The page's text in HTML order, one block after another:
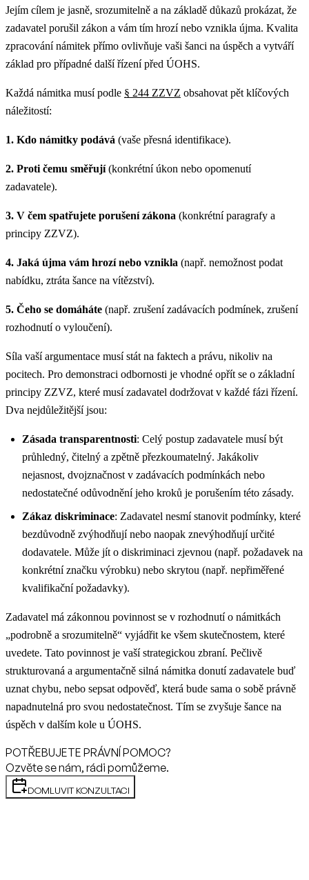
Jejím cílem je jasně, srozumitelně a na základě důkazů prokázat, že
zadavatel porušil zákon a vám tím hrozí nebo vznikla újma. Kvalita
zpracování námitek přímo ovlivňuje vaši šanci na úspěch a vytváří
základ pro případné další řízení před ÚOHS.
Každá námitka musí podle § 244 ZZVZ obsahovat pět klíčových
náležitostí:
1. Kdo námitky podává (vaše přesná identifikace).
2. Proti čemu směřují(konkrétní úkon nebo opomenutí
zadavatele).
3. V čem spatřujete porušení zákona (konkrétní paragrafy a
principy ZZVZ).
4. Jaká újma vám hrozí nebo vznikla (např. nemožnost podat
nabídku, ztráta šance na vítězství).
5. Čeho se domáháte (např. zrušení zadávacích podmínek, zrušení
rozhodnutí o vyloučení).
Síla vaší argumentace musí stát na faktech a právu, nikoliv na
pocitech. Pro demonstraci odbornosti je vhodné opřít se o základní
principy ZZVZ, které musí zadavatel dodržovat v každé fázi řízení.
Dva nejdůležitější jsou:
Zásada transparentnosti: Celý postup zadavatele musí být
průhledný, čitelný a zpětně přezkoumatelný. Jakákoliv
nejasnost, dvojznačnost v zadávacích podmínkách nebo
nedostatečné odůvodnění jeho kroků je porušením této zásady.
Zákaz diskriminace: Zadavatel nesmí stanovit podmínky, které
bezdůvodně zvýhodňují nebo naopak znevýhodňují určité
dodavatele. Může jít o diskriminaci zjevnou (např. požadavek na
konkrétní značku výrobku) nebo skrytou (např. nepřiměřené
kvalifikační požadavky).
Zadavatel má zákonnou povinnost se v rozhodnutí o námitkách
„podrobně a srozumitelně“ vyjádřit ke všem skutečnostem, které
uvedete. Tato povinnost je vaší strategickou zbraní. Pečlivě
strukturovaná a argumentačně silná námitka donutí zadavatele buď
uznat chybu, nebo sepsat odpověď, která bude sama o sobě právně
napadnutelná pro svou nedostatečnost. Tím se zvyšuje šance na
úspěch v dalším kole u ÚOHS.
POTŘEBUJETE PRÁVNÍ POMOC?
Ozvěte se nám, rádi pomůžeme.
DOMLUVIT KONZULTACI